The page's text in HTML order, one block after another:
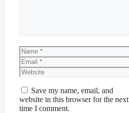
Name
Email
Website
Save my name, email, and
website in this browser for the next
time I comment.